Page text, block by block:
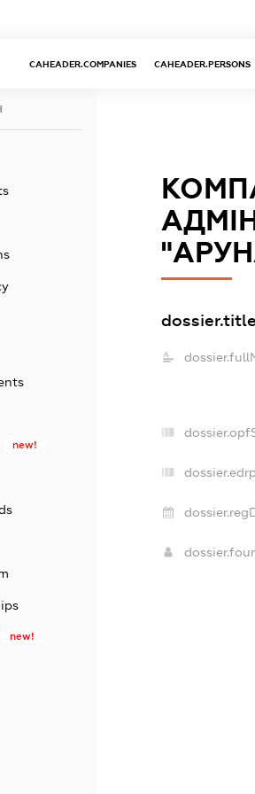
CAHEADER.COMPANIES CAHEADER.PERSONS
new!
new!
dossier.title